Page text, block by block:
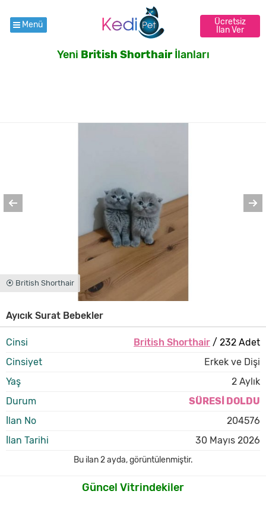
Menü
Ücretsiz
İlan Ver
Yeni British Shorthairİlanları
⦿ British Shorthair
Ayıcık Surat Bebekler
Cinsi British Shorthair/ 232 Adet
Cinsiyet
Erkek ve Dişi
Yaş
2 Aylık
Durum
SÜRESİ DOLDU
İlan No
204576
İlan Tarihi
30 Mayıs 2026
Bu ilan2 ayda,görüntülenmiştir.
Güncel Vitrindekiler